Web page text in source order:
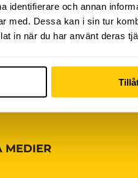
identifierare och annan
med. Dessa kan i sin tur
in när du har använt deras
MEDIER